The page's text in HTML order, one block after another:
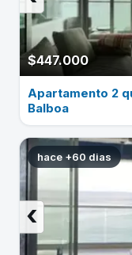
$447.000
Apartamento 2
Balboa
hace +60 dias
‹